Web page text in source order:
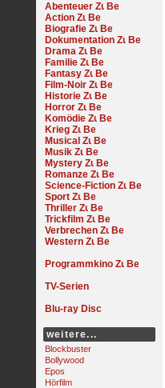
Abenteuer
Action
Biografie
Dokumentation
Drama
Familie
Fantasy
Film-Noir
Historie
Horror
Komödie
Krieg
Musical
Musik
Mystery
Romanze
Science-Fiction
Sport
Thriller
Trickfilm
Verbrechen
Western
Programmkino
TV-Serien
Blu-ray Disc
weitere...
Blockbuster
Bollywood
Epos
Hörfilm